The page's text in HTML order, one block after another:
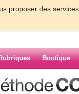
proposer des services
Boutique